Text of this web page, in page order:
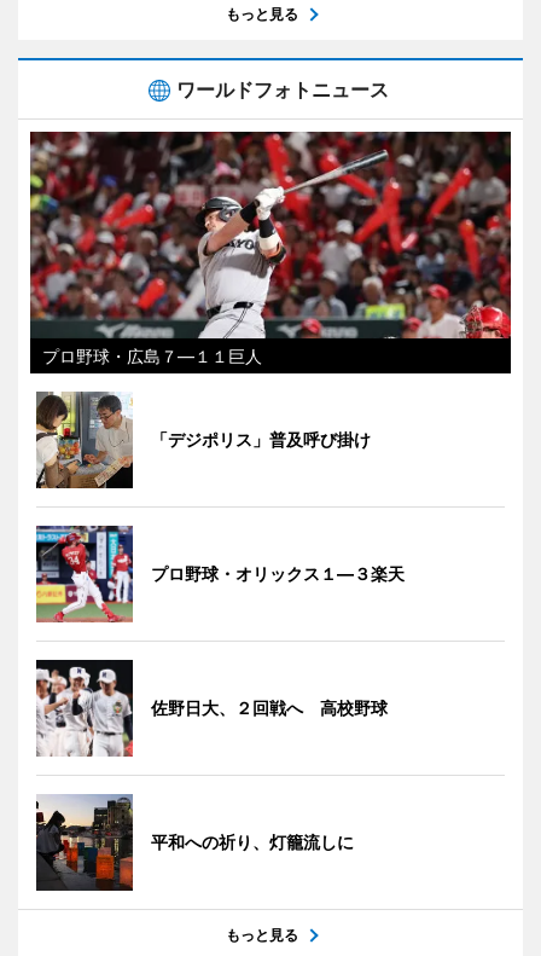
もっと見る
ワールドフォトニュース
プロ野球・広島７―１１巨人
「デジポリス」普及呼び掛け
プロ野球・オリックス１―３楽天
佐野日大、２回戦へ 高校野球
平和への祈り、灯籠流しに
もっと見る